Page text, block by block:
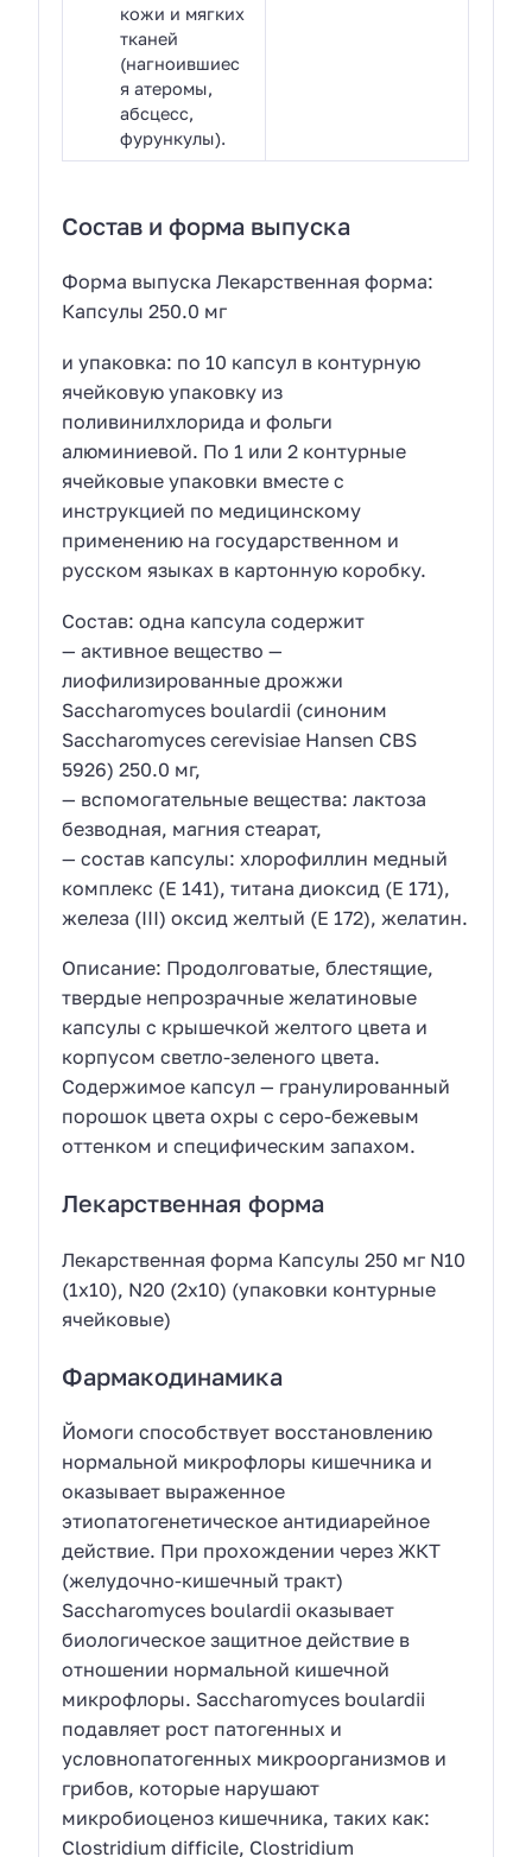
кожи и мягких
тканей
(нагноившиес
я атеромы,
абсцесс,
фурункулы).
Состав и форма выпуска
Форма выпуска Лекарственная форма:
Капсулы 250.0 мг
и упаковка: по 10 капсул в контурную
ячейковую упаковку из
поливинилхлорида и фольги
алюминиевой. По 1 или 2 контурные
ячейковые упаковки вместе с
инструкцией по медицинскому
применению на государственном и
русском языках в картонную коробку.
Состав: одна капсула содержит
— активное вещество —
лиофилизированные дрожжи
Saccharomyces boulardii (синоним
Saccharomyces cerevisiae Hansen CBS
5926) 250.0 мг,
— вспомогательные вещества: лактоза
безводная, магния стеарат,
— состав капсулы: хлорофиллин медный
комплекс (Е 141), титана диоксид (Е 171),
железа (III) оксид желтый (Е 172), желатин.
Описание: Продолговатые, блестящие,
твердые непрозрачные желатиновые
капсулы с крышечкой желтого цвета и
корпусом светло-зеленого цвета.
Содержимое капсул — гранулированный
порошок цвета охры с серо-бежевым
оттенком и специфическим запахом.
Лекарственная форма
Лекарственная форма Капсулы 250 мг N10
(1х10), N20 (2х10) (упаковки контурные
ячейковые)
Фармакодинамика
Йомоги способствует восстановлению
нормальной микрофлоры кишечника и
оказывает выраженное
этиопатогенетическое антидиарейное
действие. При прохождении через ЖКТ
(желудочно-кишечный тракт)
Saccharomyces boulardii оказывает
биологическое защитное действие в
отношении нормальной кишечной
микрофлоры. Saccharomyces boulardii
подавляет рост патогенных и
условнопатогенных микроорганизмов и
грибов, которые нарушают
микробиоценоз кишечника, таких как:
Clostridium difficile, Clostridium